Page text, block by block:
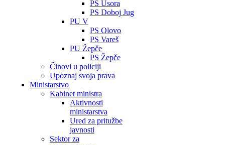
PS Usora
PS Doboj Jug
PU V
PS Olovo
PS Vareš
PU Žepče
PS Žepče
Činovi u policiji
Upoznaj svoja prava
Ministarstvo
Kabinet ministra
Aktivnosti
ministarstva
Ured za pritužbe
javnosti
Sektor za